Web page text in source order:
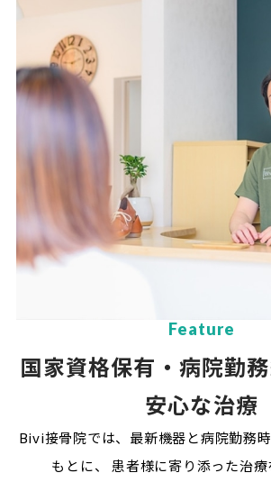
Feature
国家資格保有・病院勤
安心な治療
Bivi接骨院では、最新機器と病院勤務
もとに、
患者様に寄り添った治療